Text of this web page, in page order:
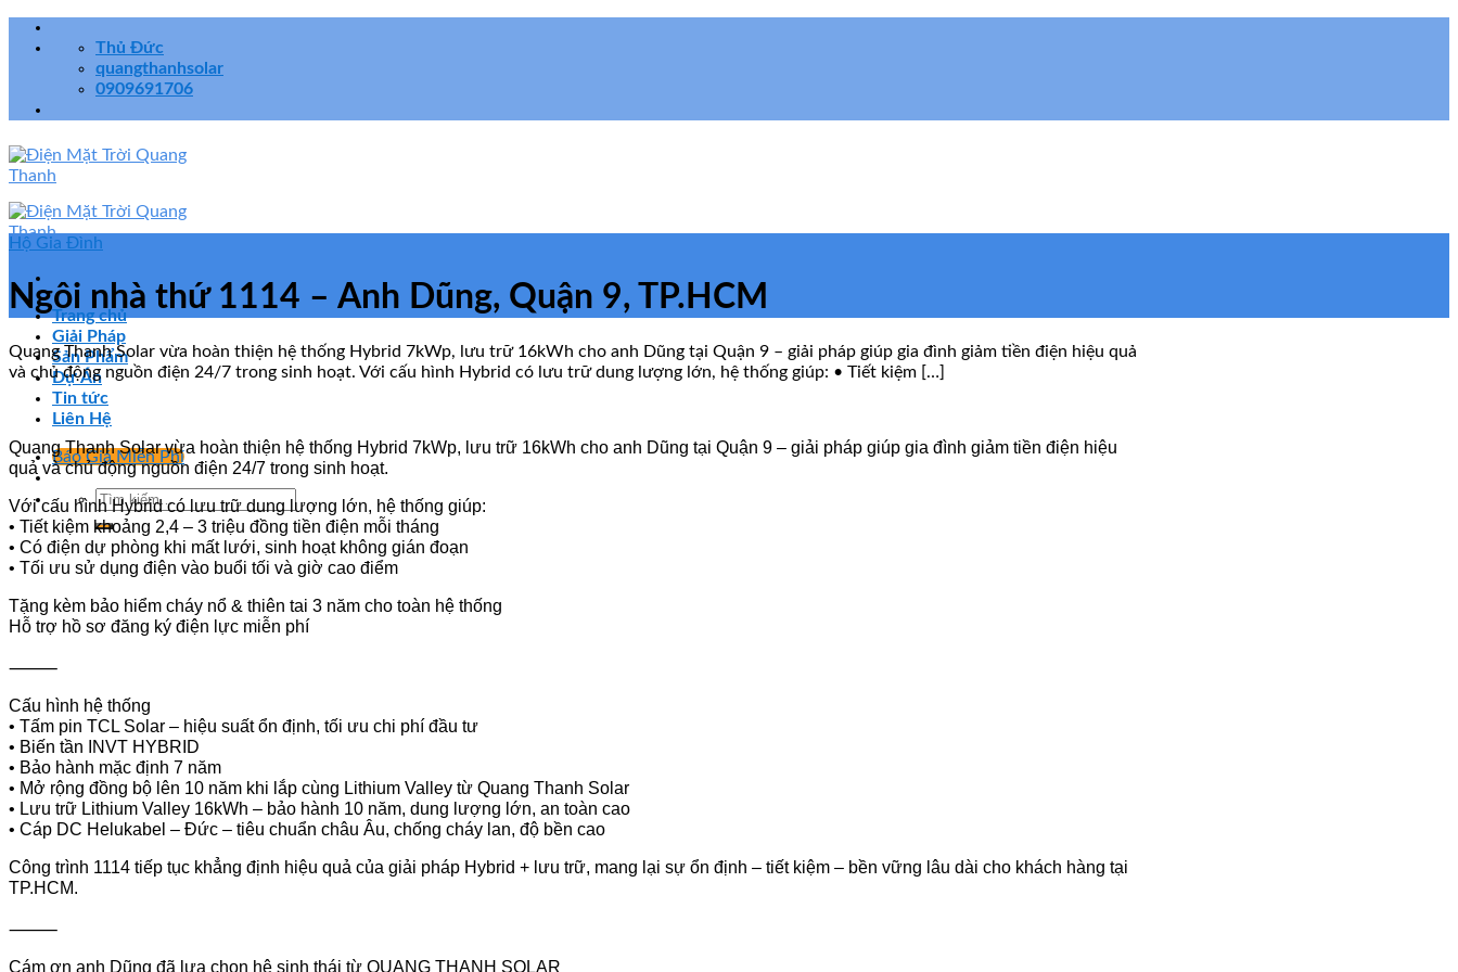
Skip
Thủ Đức
quangthanhsolar
0909691706
Trang chủ
Giải Pháp
Sản Phẩm
Dự Án
Tin tức
Liên Hệ
Báo Giá Miễn Phí
Tìm
kiếm:
Hộ Gia Đình
Ngôi nhà thứ 1114 – Anh Dũng, Quận 9, TP.HCM
Quang Thanh Solar vừa hoàn thiện hệ thống Hybrid 7kWp, lưu trữ 16kWh cho anh Dũng tại Quận 9 – giải pháp giúp gia đình giảm tiền điện hiệu quả
và chủ động nguồn điện 24/7 trong sinh hoạt. Với cấu hình Hybrid có lưu trữ dung lượng lớn, hệ thống giúp: • Tiết kiệm […]
Quang Thanh Solar vừa hoàn thiện hệ thống Hybrid 7kWp, lưu trữ 16kWh cho anh Dũng tại Quận 9 – giải pháp giúp gia đình giảm tiền điện hiệu
quả và chủ động nguồn điện 24/7 trong sinh hoạt.
Với cấu hình Hybrid có lưu trữ dung lượng lớn, hệ thống giúp:
• Tiết kiệm khoảng 2,4 – 3 triệu đồng tiền điện mỗi tháng
• Có điện dự phòng khi mất lưới, sinh hoạt không gián đoạn
• Tối ưu sử dụng điện vào buổi tối và giờ cao điểm
Tặng kèm bảo hiểm cháy nổ & thiên tai 3 năm cho toàn hệ thống
Hỗ trợ hồ sơ đăng ký điện lực miễn phí
⸻
Cấu hình hệ thống
• Tấm pin TCL Solar – hiệu suất ổn định, tối ưu chi phí đầu tư
• Biến tần INVT HYBRID
• Bảo hành mặc định 7 năm
• Mở rộng đồng bộ lên 10 năm khi lắp cùng Lithium Valley từ Quang Thanh Solar
• Lưu trữ Lithium Valley 16kWh – bảo hành 10 năm, dung lượng lớn, an toàn cao
• Cáp DC Helukabel – Đức – tiêu chuẩn châu Âu, chống cháy lan, độ bền cao
Công trình 1114 tiếp tục khẳng định hiệu quả của giải pháp Hybrid + lưu trữ, mang lại sự ổn định – tiết kiệm – bền vững lâu dài cho khách hàng tại
TP.HCM.
⸻
Cám ơn anh Dũng đã lựa chọn hệ sinh thái từ QUANG THANH SOLAR